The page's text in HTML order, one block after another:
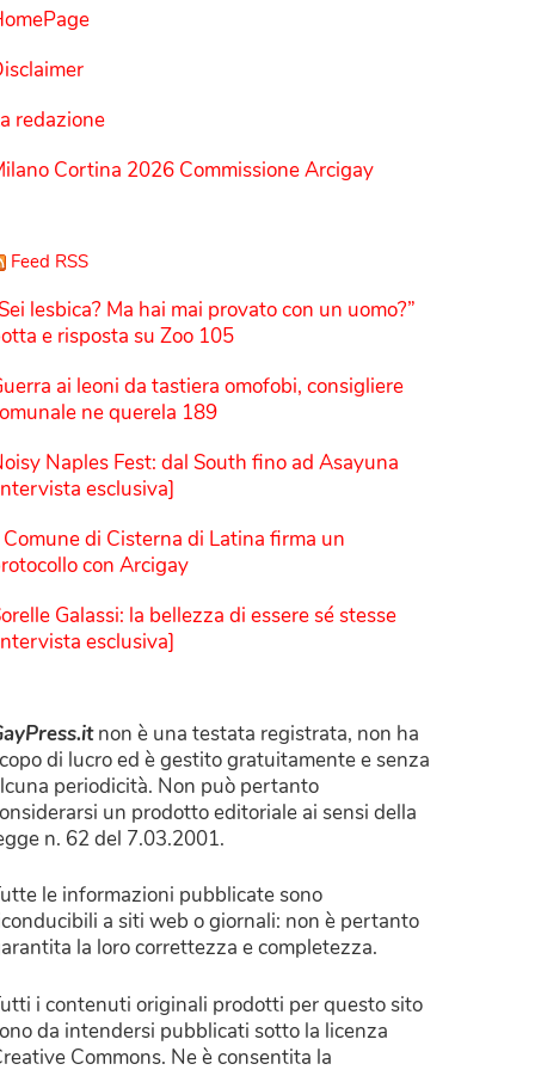
redazione
Cortina 2026 Commissione Arcigay
Feed RSS
lesbica? Ma hai mai provato con un uomo?”
e risposta su Zoo 105
ai leoni da tastiera omofobi, consigliere
ne querela 189
Naples Fest: dal South fino ad Asayuna
esclusiva]
Comune di Cisterna di Latina firma un
con Arcigay
Galassi: la bellezza di essere sé stesse
esclusiva]
non è una testata registrata, non ha
di lucro ed è gestito gratuitamente e senza
periodicità. Non può pertanto
un prodotto editoriale ai sensi della
n. 62 del 7.03.2001.
le informazioni pubblicate sono
a siti web o giornali: non è pertanto
la loro correttezza e completezza.
i contenuti originali prodotti per questo sito
da intendersi pubblicati sotto la licenza
Commons. Ne è consentita la